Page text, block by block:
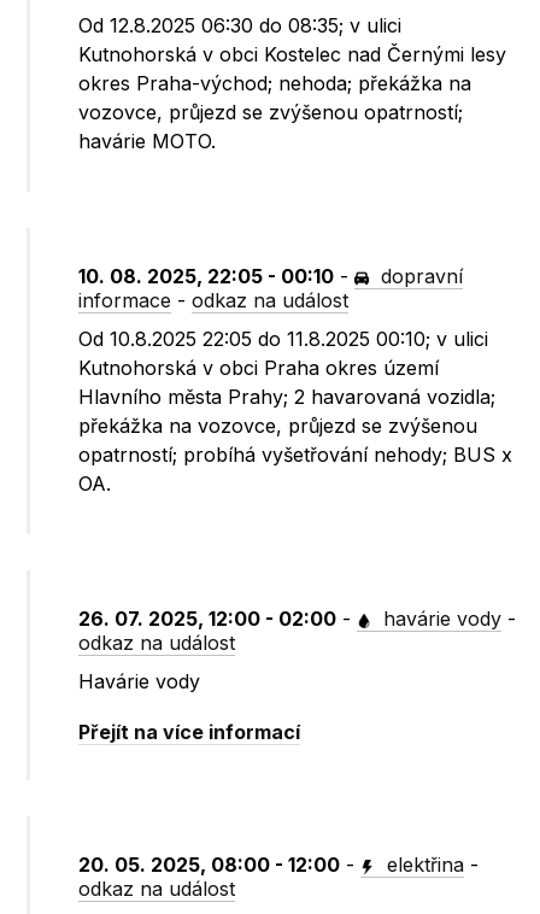
Od 12.8.2025 06:30 do 08:35; v ulici
Kutnohorská v obci Kostelec nad Černými lesy
okres Praha-východ; nehoda; překážka na
vozovce, průjezd se zvýšenou opatrností;
havárie MOTO.
10. 08. 2025, 22:05 - 00:10 -
dopravní
informace -odkaz na událost
Od 10.8.2025 22:05 do 11.8.2025 00:10; v ulici
Kutnohorská v obci Praha okres území
Hlavního města Prahy; 2 havarovaná vozidla;
překážka na vozovce, průjezd se zvýšenou
opatrností; probíhá vyšetřování nehody; BUS x
OA.
26. 07. 2025, 12:00 - 02:00 - havárie vody -
odkaz na událost
Havárie vody
Přejít na více informací
20. 05. 2025, 08:00 - 12:00 - elektřina -
odkaz na událost